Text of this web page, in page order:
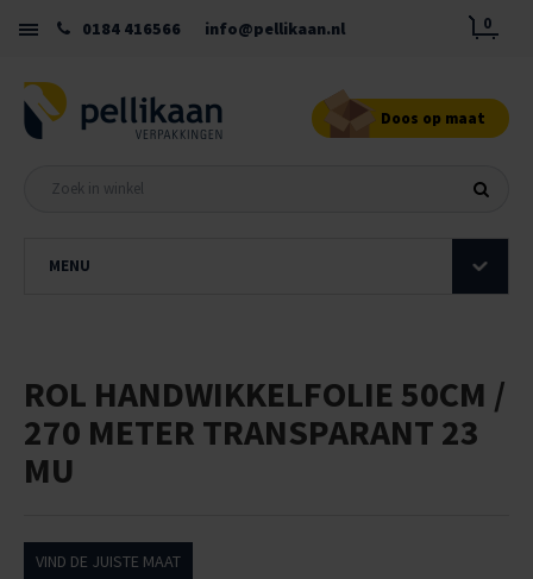
0184 416566 info@pellikaan.nl 0
Doos op maat
MENU
ROL HANDWIKKELFOLIE 50CM /
270 METER TRANSPARANT 23
MU
VIND DE JUISTE MAAT